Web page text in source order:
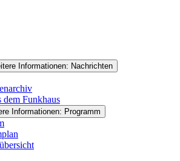
Informationen: Nachrichten
dem Funkhaus
Informationen: Programm